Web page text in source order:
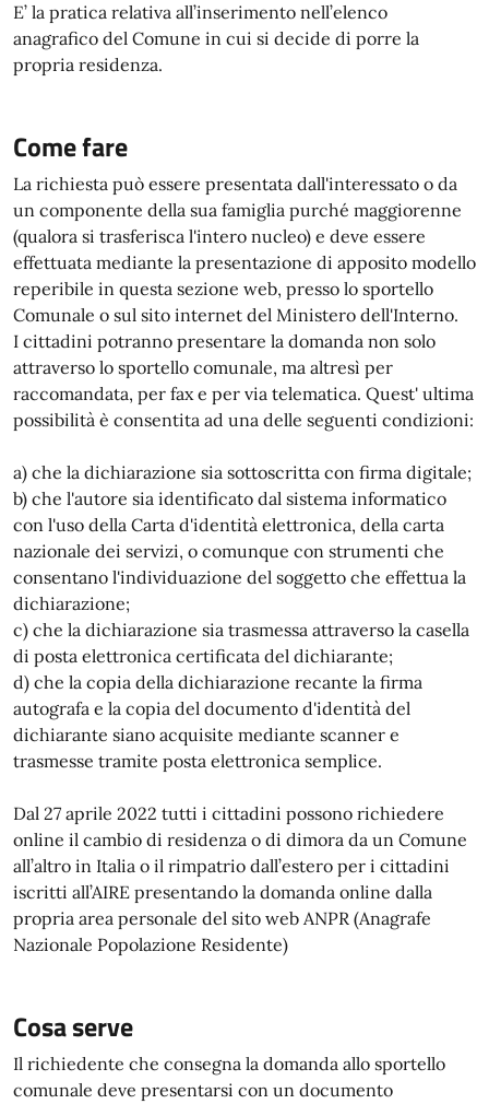
E’ la pratica relativa all’inserimento nell’elenco
anagrafico del Comune in cui si decide di porre la
propria residenza.
Come fare
La richiesta può essere presentata dall'interessato o da
un componente della sua famiglia purché maggiorenne
(qualora si trasferisca l'intero nucleo) e deve essere
effettuata mediante la presentazione di apposito modello
reperibile in questa sezione web, presso lo sportello
Comunale o sul sito internet del Ministero dell'Interno.
I cittadini potranno presentare la domanda non solo
attraverso lo sportello comunale, ma altresì per
raccomandata, per fax e per via telematica. Quest' ultima
possibilità è consentita ad una delle seguenti condizioni:
a) che la dichiarazione sia sottoscritta con firma digitale;
b) che l'autore sia identificato dal sistema informatico
con l'uso della Carta d'identità elettronica, della carta
nazionale dei servizi, o comunque con strumenti che
consentano l'individuazione del soggetto che effettua la
dichiarazione;
c) che la dichiarazione sia trasmessa attraverso la casella
di posta elettronica certificata del dichiarante;
d) che la copia della dichiarazione recante la firma
autografa e la copia del documento d'identità del
dichiarante siano acquisite mediante scanner e
trasmesse tramite posta elettronica semplice.
Dal 27 aprile 2022 tutti i cittadini possono richiedere
online il cambio di residenza o di dimora da un Comune
all’altro in Italia o il rimpatrio dall’estero per i cittadini
iscritti all’AIRE presentando la domanda online dalla
propria area personale del sito web ANPR (Anagrafe
Nazionale Popolazione Residente)
Cosa serve
Il richiedente che consegna la domanda allo sportello
comunale deve presentarsi con un documento